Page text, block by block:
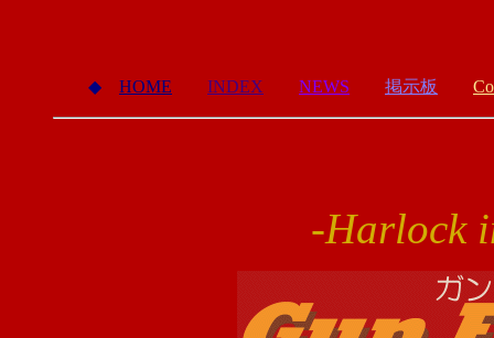
◆ HOME INDEX NEWS 掲示板
-Harlock